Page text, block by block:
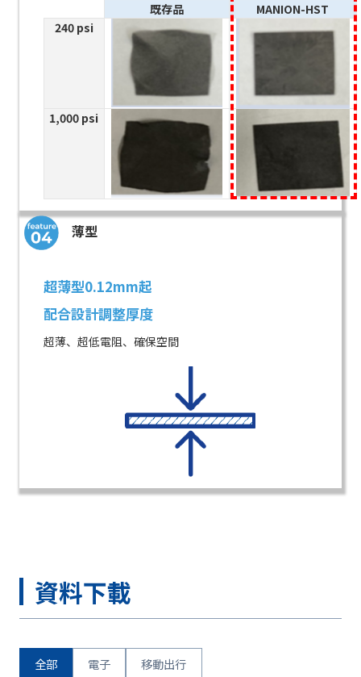
既存品
MANION-HST
240 psi
1,000 psi
薄型
超薄型0.12mm起
配合設計調整厚度
超薄、超低電阻、確保空間
資料下載
全部 電子 移動出行